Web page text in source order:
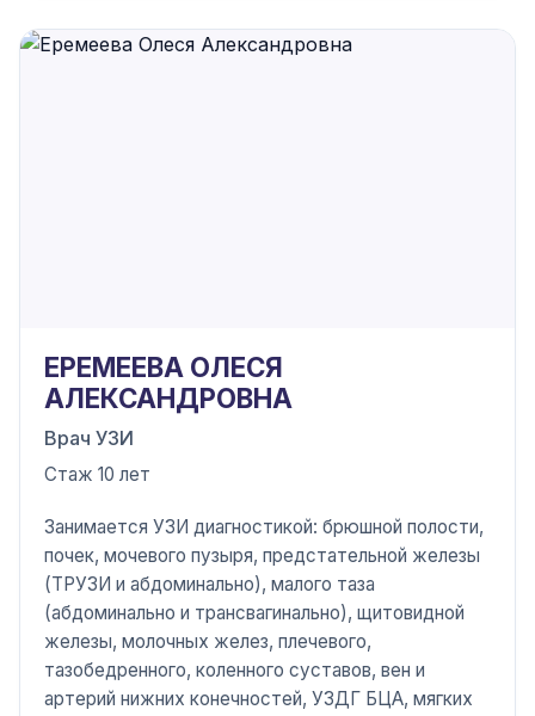
ЕРЕМЕЕВА ОЛЕСЯ
АЛЕКСАНДРОВНА
Врач УЗИ
Стаж 10 лет
Занимается УЗИ диагностикой: брюшной полости,
почек, мочевого пузыря, предстательной железы
(ТРУЗИ и абдоминально), малого таза
(абдоминально и трансвагинально), щитовидной
железы, молочных желез, плечевого,
тазобедренного, коленного суставов, вен и
артерий нижних конечностей, УЗДГ БЦА, мягких